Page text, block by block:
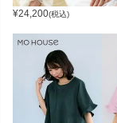
¥24,200(税込)